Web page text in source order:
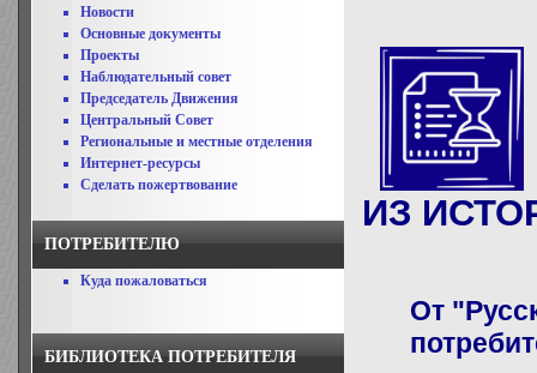
Новости
Основные документы
Проекты
Наблюдательный совет
Председатель Движения
Центральный Совет
Региональные и местные отделения
Интернет-ресурсы
Сделать пожертвование
ПОТРЕБИТЕЛЮ
Куда пожаловаться
БИБЛИОТЕКА ПОТРЕБИТЕЛЯ
ИЗ
От